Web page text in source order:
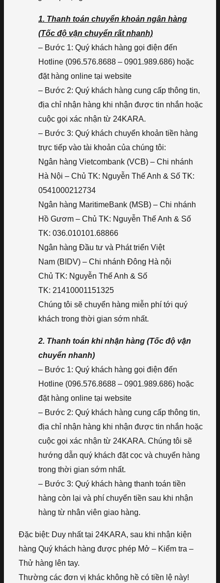
1. Thanh toán chuyển khoản ngân hàng
(Tốc độ vận chuyển rất nhanh)
– Bước 1: Quý khách hàng gọi điện đến
Hotline (096.576.8688 – 0901.989.686) hoặc
đặt hàng online tại website
– Bước 2: Quý khách hàng cung cấp thông tin,
địa chỉ nhận hàng khi nhận được tin nhắn hoặc
cuộc gọi xác nhận từ 24KARA.
– Bước 3: Quý khách chuyển khoản tiền hàng
trực tiếp vào tài khoản của chúng tôi:
Ngân hàng Vietcombank (VCB) – Chi nhánh
Hà Nội – Chủ TK: Nguyễn Thế Anh & Số TK:
0541000212734
Ngân hàng MaritimeBank (MSB) – Chi nhánh
Hồ Gươm – Chủ TK: Nguyễn Thế Anh & Số
TK: 036.010101.68866
Ngân hàng Đầu tư và Phát triển Việt
Nam (BIDV) – Chi nhánh Đông Hà nội
Chủ TK: Nguyễn Thế Anh & Số
TK: 21410001151325
Chúng tôi sẽ chuyển hàng miễn phí tới quý
khách trong thời gian sớm nhất.
2. Thanh toán khi nhận hàng (Tốc độ vận
chuyển nhanh)
– Bước 1: Quý khách hàng gọi điện đến
Hotline (096.576.8688 – 0901.989.686) hoặc
đặt hàng online tại website
– Bước 2: Quý khách hàng cung cấp thông tin,
địa chỉ nhận hàng khi nhận được tin nhắn hoặc
cuộc gọi xác nhận từ 24KARA. Chúng tôi sẽ
hướng dẫn quý khách đặt cọc và chuyển hàng
trong thời gian sớm nhất.
– Bước 3: Quý khách hàng thanh toán tiền
hàng còn lại và phí chuyển tiền sau khi nhận
hàng từ nhân viên giao hàng.
Đặc biệt: Duy nhất tại 24KARA, sau khi nhận kiện
hàng Quý khách hàng được phép Mở – Kiểm tra –
Thử hàng lên tay.
Thường các đơn vị khác không hề có tiền lệ này!